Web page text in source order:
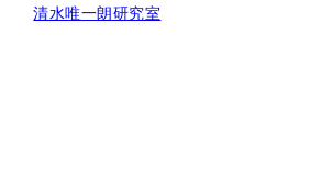
清水唯一朗研究室